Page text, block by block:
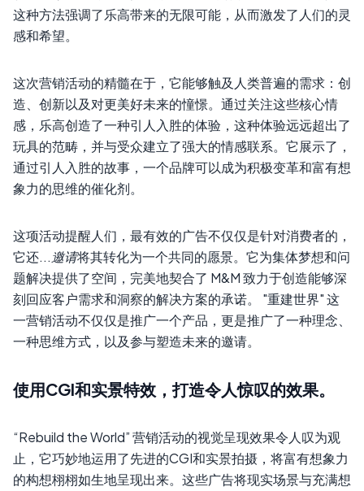
这种方法强调了乐高带来的无限可能，从而激发了人们的灵
感和希望。
这次营销活动的精髓在于，它能够触及人类普遍的需求：创
造、创新以及对更美好未来的憧憬。通过关注这些核心情
感，乐高创造了一种引人入胜的体验，这种体验远远超出了
玩具的范畴，并与受众建立了强大的情感联系。它展示了，
通过引人入胜的故事，一个品牌可以成为积极变革和富有想
象力的思维的催化剂。
这项活动提醒人们，最有效的广告不仅仅是针对消费者的，
它还...邀请将其转化为一个共同的愿景。它为集体梦想和问
题解决提供了空间，完美地契合了 M&M 致力于创造能够深
刻回应客户需求和洞察的解决方案的承诺。 "重建世界" 这
一营销活动不仅仅是推广一个产品，更是推广了一种理念、
一种思维方式，以及参与塑造未来的邀请。
使用CGI和实景特效，打造令人惊叹的效果。
“Rebuild the World” 营销活动的视觉呈现效果令人叹为观
止，它巧妙地运用了先进的CGI和实景拍摄，将富有想象力
的构想栩栩如生地呈现出来。这些广告将现实场景与充满想